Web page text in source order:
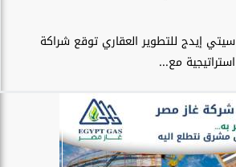
سيتي إيدج للتطوير العقاري توقع شراكة
استراتيجية مع...